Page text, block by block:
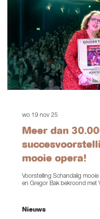
wo 19 nov 25
Meer dan
mooie opera!
Voorstelling Schandalig
en Gregor Bak bekroond met
Nieuws